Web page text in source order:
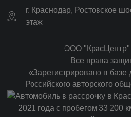
г. Краснодар, Ростовское
этаж
ООО "КрасЦентр"
Все права
«Зарегистрировано в базе
Российского авторского